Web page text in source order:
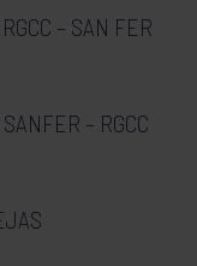
– SAN FER
– RGCC